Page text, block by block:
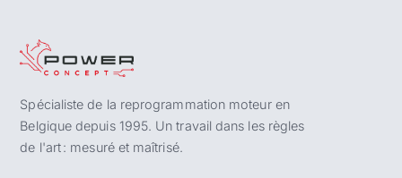
Spécialiste de la reprogrammation moteur en
Belgique depuis 1995. Un travail dans les règles
de l'art : mesuré et maîtrisé.